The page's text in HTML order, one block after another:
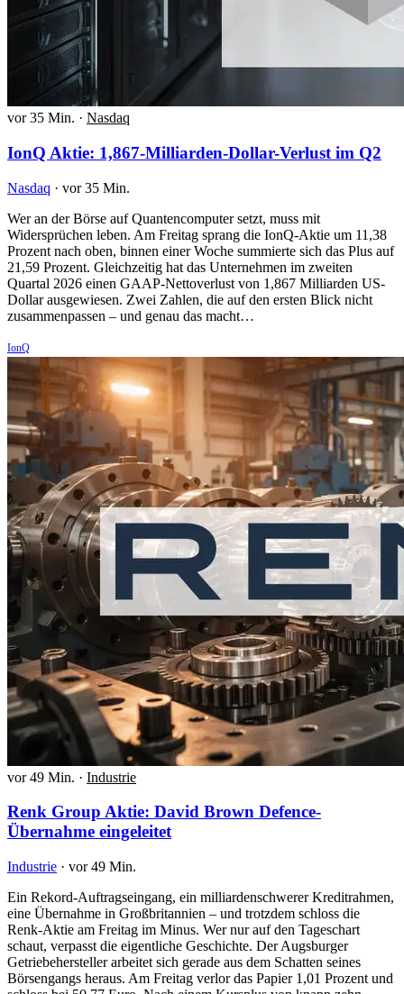
vor 35 Min. · Nasdaq
IonQ Aktie: 1,867-Milliarden-Dollar-Verlust im Q2
Nasdaq · vor 35 Min.
Wer an der Börse auf Quantencomputer setzt, muss mit
Widersprüchen leben. Am Freitag sprang die IonQ-Aktie um 11,38
Prozent nach oben, binnen einer Woche summierte sich das Plus auf
21,59 Prozent. Gleichzeitig hat das Unternehmen im zweiten
Quartal 2026 einen GAAP-Nettoverlust von 1,867 Milliarden US-
Dollar ausgewiesen. Zwei Zahlen, die auf den ersten Blick nicht
zusammenpassen – und genau das macht…
IonQ
vor 49 Min. · Industrie
Renk Group Aktie: David Brown Defence-
Übernahme eingeleitet
Industrie · vor 49 Min.
Ein Rekord-Auftragseingang, ein milliardenschwerer Kreditrahmen,
eine Übernahme in Großbritannien – und trotzdem schloss die
Renk-Aktie am Freitag im Minus. Wer nur auf den Tageschart
schaut, verpasst die eigentliche Geschichte. Der Augsburger
Getriebehersteller arbeitet sich gerade aus dem Schatten seines
Börsengangs heraus. Am Freitag verlor das Papier 1,01 Prozent und